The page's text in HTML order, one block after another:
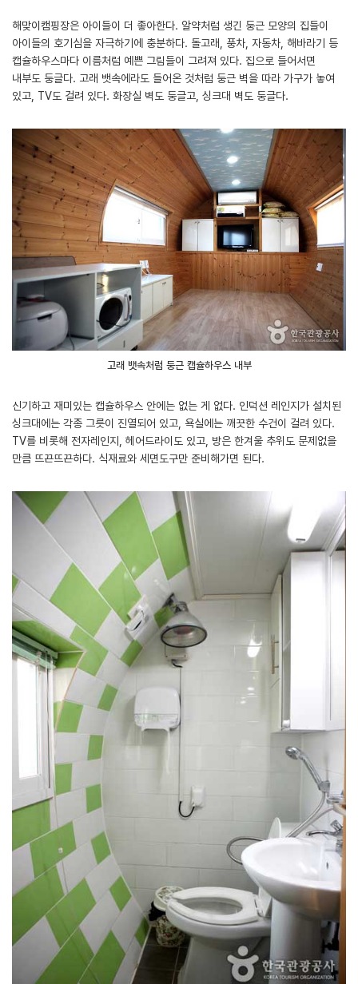
해맞이캠핑장은 아이들이 더 좋아한다. 알약처럼 생긴 둥근 모양의 집들이
아이들의 호기심을 자극하기에 충분하다. 돌고래, 풍차, 자동차, 해바라기 등
캡슐하우스마다 이름처럼 예쁜 그림들이 그려져 있다. 집으로 들어서면
내부도 둥글다. 고래 뱃속에라도 들어온 것처럼 둥근 벽을 따라 가구가 놓여
있고, TV도 걸려 있다. 화장실 벽도 둥글고, 싱크대 벽도 둥글다.
고래 뱃속처럼 둥근 캡슐하우스 내부
신기하고 재미있는 캡슐하우스 안에는 없는 게 없다. 인덕션 레인지가 설치된
싱크대에는 각종 그릇이 진열되어 있고, 욕실에는 깨끗한 수건이 걸려 있다.
TV를 비롯해 전자레인지, 헤어드라이도 있고, 방은 한겨울 추위도 문제없을
만큼 뜨끈뜨끈하다. 식재료와 세면도구만 준비해가면 된다.